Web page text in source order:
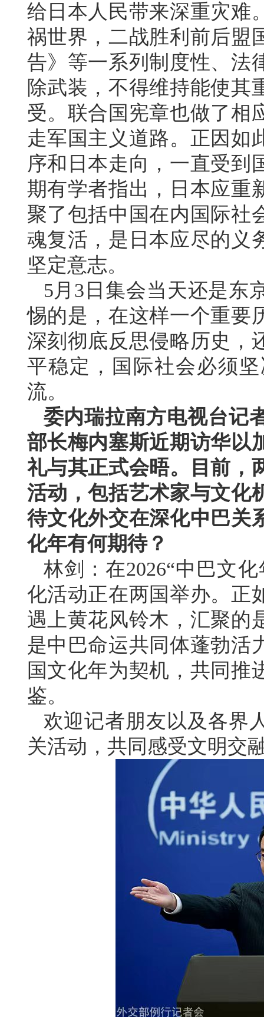
给日本人民带来深重灾难
祸世界，二战胜利前后盟
告》等一系列制度性、法
除武装，不得维持能使其
受。联合国宪章也做了相
走军国主义道路。正因如
序和日本走向，一直受到
期有学者指出，日本应重
聚了包括中国在内国际社
魂复活，是日本应尽的义
坚定意志。
5月3日集会当天还是东
惕的是，在这样一个重要
深刻彻底反思侵略历史，
平稳定，国际社会必须
流。
委内瑞拉南方电视台记
部长梅内塞斯近期访华以
礼与其正式会晤。目前，
活动，包括艺术家与文化
待文化外交在深化中巴关
化年有何期待？
林剑：在2026“中巴文
化活动正在两国举办。正
遇上黄花风铃木，汇聚的
是中巴命运共同体蓬勃活
国文化年为契机，共同推
鉴。
欢迎记者朋友以及各界
关活动，共同感受文明交